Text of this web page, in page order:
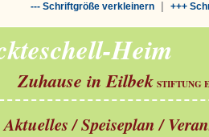
--- Schriftgröße verkleinern| +++
Heim
Zuhause in Eilbek STIFTUNG
Aktuelles / Speiseplan /